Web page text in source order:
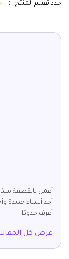
حدد تقييم المنتج ：
أعمل بالقطعة منذ
أجد أشياء جديدة
أعرف حدودًا.
عرض كل